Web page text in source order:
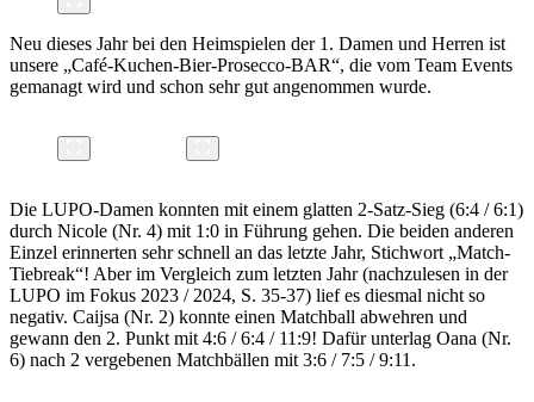
Neu dieses Jahr bei den Heimspielen der 1. Damen und Herren ist
unsere „Café-Kuchen-Bier-Prosecco-BAR“, die vom Team Events
gemanagt wird und schon sehr gut angenommen wurde.
Die LUPO-Damen konnten mit einem glatten 2-Satz-Sieg (6:4 / 6:1)
durch Nicole (Nr. 4) mit 1:0 in Führung gehen. Die beiden anderen
Einzel erinnerten sehr schnell an das letzte Jahr, Stichwort „Match-
Tiebreak“! Aber im Vergleich zum letzten Jahr (nachzulesen in der
LUPO im Fokus 2023 / 2024, S. 35-37) lief es diesmal nicht so
negativ. Caijsa (Nr. 2) konnte einen Matchball abwehren und
gewann den 2. Punkt mit 4:6 / 6:4 / 11:9! Dafür unterlag Oana (Nr.
6) nach 2 vergebenen Matchbällen mit 3:6 / 7:5 / 9:11.